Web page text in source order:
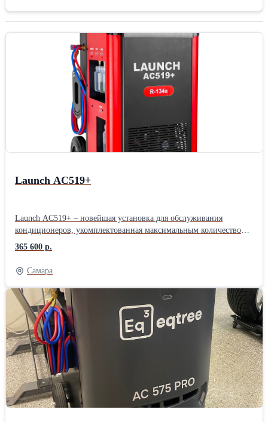
Launch AC519+
Launch AC519+ – новейшая установка для обслуживания
кондиционеров, укомплектованная максимальным количеством
функций и возможностей. Полностью автоматическая, подходит
для бензиновых, дизельных, электрических и гибридных
транспортных средств. Объединяет функции безразборной
промывки и диагностики, регенерации хладагента, заправки и
вакуумирования. Точный контроль всех жидкостей по весу,
объёмный внутренний бак 22 кг, сенсорное управление на
современном промышленном экране. Подходит для бензиновых,
дизельных автомобилей, электромобилей (BEV) и гибридных
транспортных средств. Поддержка дистанционного управления
через диагностический планшет. Поддержка заправки PAG/POE
масла и УФ-индикаторной жидкости. Новая патентованная
конструкция установки и уникальный модуль сепарации масла и
газа обеспечивают более эффективные и стабильные рабочие
качества.
365 600 р.
Самара